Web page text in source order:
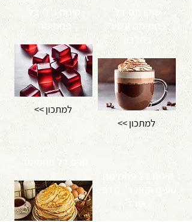
שוקו חם דל
פחמימה עשיר
בחלבון
<< למתכון
קינוח דל פחמימה
טעים וקאנצ'י מדפי
אורז
קינוח ג'לי דל
פחמימה
<< למתכון
קרפ דל פחמימה